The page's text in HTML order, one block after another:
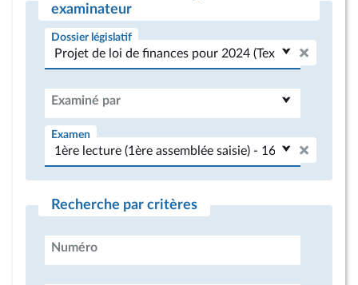
examinateur
Dossier législatif
Examiné par
Examen
Recherche par critères
Numéro